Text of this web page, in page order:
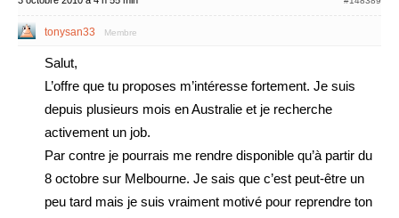
tonysan33 Membre
Salut,
L’offre que tu proposes m’intéresse fortement. Je suis
depuis plusieurs mois en Australie et je recherche
activement un job.
Par contre je pourrais me rendre disponible qu’à partir du
8 octobre sur Melbourne. Je sais que c’est peut-être un
peu tard mais je suis vraiment motivé pour reprendre ton